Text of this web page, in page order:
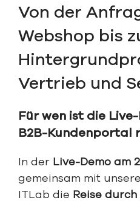
Von der
Webshop bis
Vertrieb und
Für wen ist die
B2B-Kundenportal
In der Live-Demo am
gemeinsam mit
ITLab die Reise durch